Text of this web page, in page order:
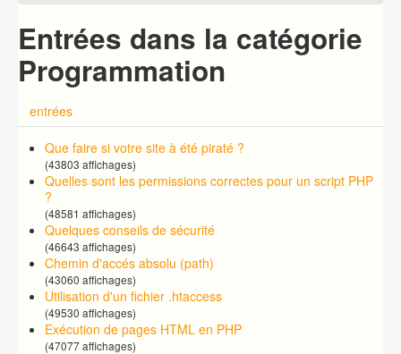
Entrées dans la catégorie
Programmation
entrées
Que faire si votre site à été piraté ?
(43803 affichages)
Quelles sont les permissions correctes pour un script PHP
?
(48581 affichages)
Quelques conseils de sécurité
(46643 affichages)
Chemin d'accés absolu (path)
(43060 affichages)
Utilisation d'un fichier .htaccess
(49530 affichages)
Exécution de pages HTML en PHP
(47077 affichages)